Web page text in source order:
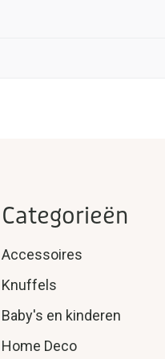
Categorieën
Accessoires
Knuffels
Baby's en kinderen
Home Deco